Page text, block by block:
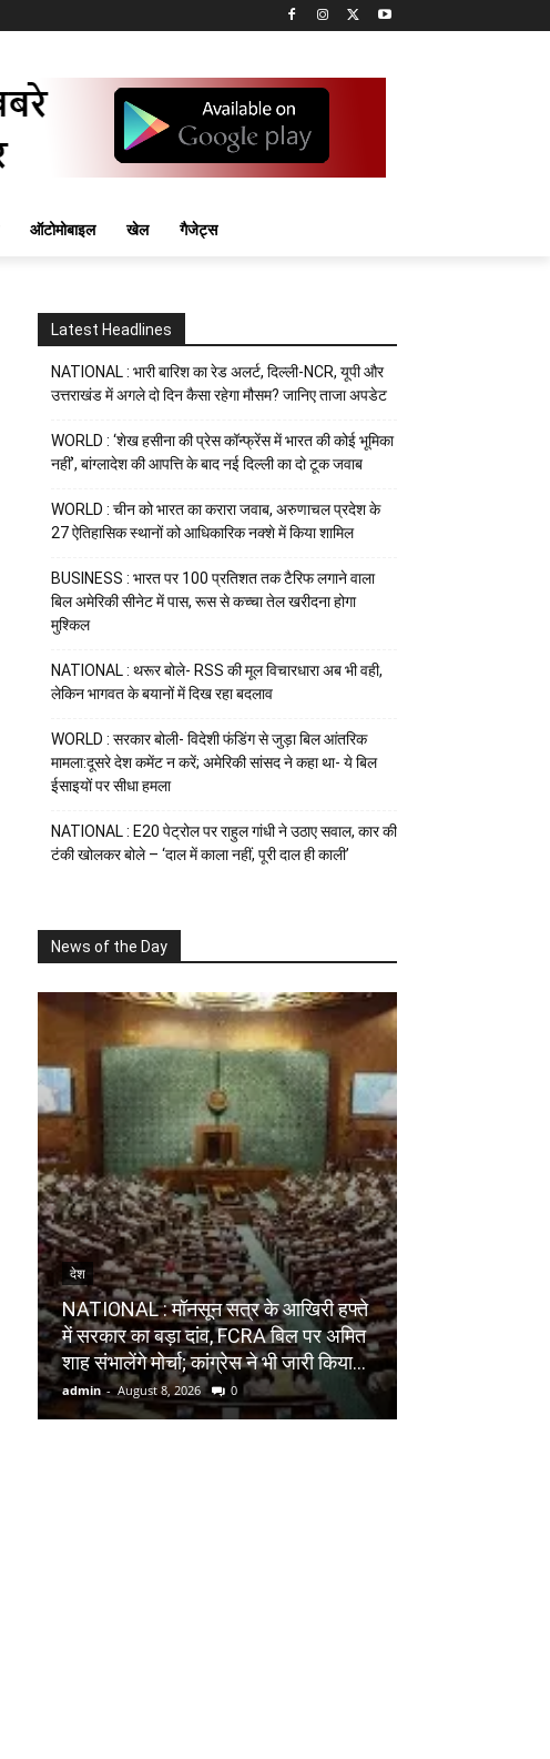
ऑटोमोबाइल खेल गैजेट्स
Latest Headlines
NATIONAL : भारी बारिश का रेड अलर्ट, दिल्ली-NCR, यूपी और
उत्तराखंड में अगले दो दिन कैसा रहेगा मौसम? जानिए ताजा अपडेट
WORLD : ‘शेख हसीना की प्रेस कॉन्फ्रेंस में भारत की कोई भूमिका
नहीं’, बांग्लादेश की आपत्ति के बाद नई दिल्ली का दो टूक जवाब
WORLD : चीन को भारत का करारा जवाब, अरुणाचल प्रदेश के
27 ऐतिहासिक स्थानों को आधिकारिक नक्शे में किया शामिल
BUSINESS : भारत पर 100 प्रतिशत तक टैरिफ लगाने वाला
बिल अमेरिकी सीनेट में पास, रूस से कच्चा तेल खरीदना होगा
मुश्किल
NATIONAL : थरूर बोले- RSS की मूल विचारधारा अब भी वही,
लेकिन भागवत के बयानों में दिख रहा बदलाव
WORLD : सरकार बोली- विदेशी फंडिंग से जुड़ा बिल आंतरिक
मामला:दूसरे देश कमेंट न करें; अमेरिकी सांसद ने कहा था- ये बिल
ईसाइयों पर सीधा हमला
NATIONAL : E20 पेट्रोल पर राहुल गांधी ने उठाए सवाल, कार की
टंकी खोलकर बोले – ‘दाल में काला नहीं, पूरी दाल ही काली’
News of the Day
देश
NATIONAL : मॉनसून सत्र के आखिरी हफ्ते
में सरकार का बड़ा दांव, FCRA बिल पर अमित
शाह संभालेंगे मोर्चा; कांग्रेस ने भी जारी किया...
admin - August 8, 2026 0